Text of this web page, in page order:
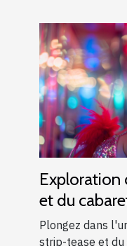
Exploration
et du
moderne
Plongez dans
strip-tease et du